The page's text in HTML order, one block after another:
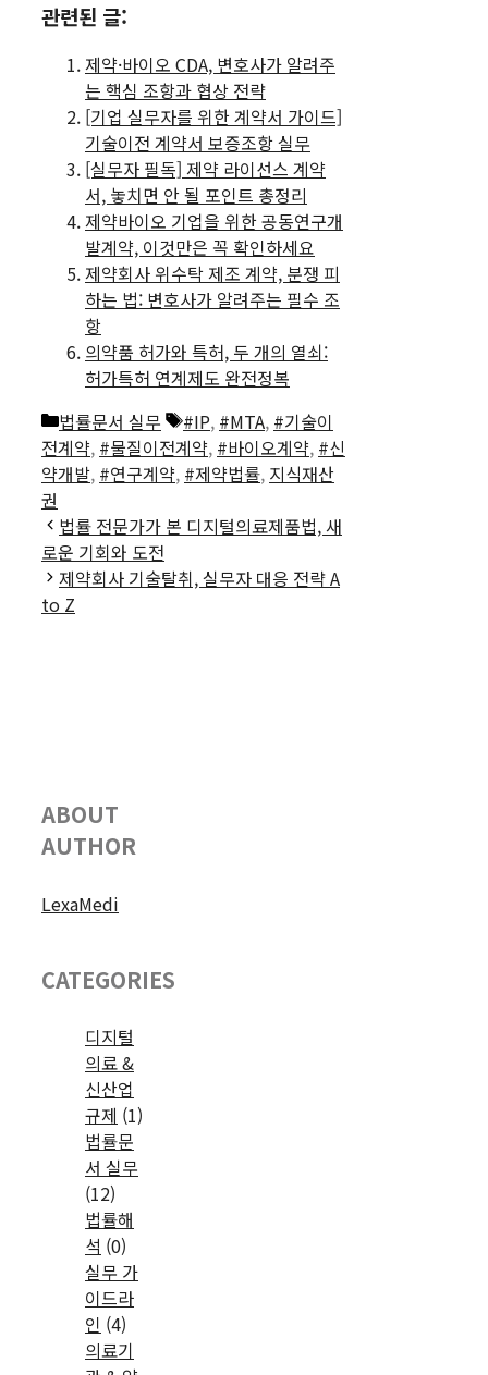
관련된 글:
제약·바이오 CDA, 변호사가 알려주
는 핵심 조항과 협상 전략
[기업 실무자를 위한 계약서 가이드]
기술이전 계약서 보증조항 실무
[실무자 필독] 제약 라이선스 계약
서, 놓치면 안 될 포인트 총정리
제약바이오 기업을 위한 공동연구개
발계약, 이것만은 꼭 확인하세요
제약회사 위수탁 제조 계약, 분쟁 피
하는 법: 변호사가 알려주는 필수 조
항
의약품 허가와 특허, 두 개의 열쇠:
허가특허 연계제도 완전정복
카
테
고
법률문서 실무
태
그
#IP, #MTA, #기술이
전계약, #물질이전계약, #바이오계약, #신
약개발, #연구계약, #제약법률, 지식재산
권
법률 전문가가 본 디지털의료제품법, 새
로운 기회와 도전
제약회사 기술탈취, 실무자 대응 전략 A
to Z
ABOUT
AUTHOR
LexaMedi
CATEGORIES
디지털
의료 &
신산업
규제 (1)
법률문
서 실무
(12)
법률해
석 (0)
실무 가
이드라
인 (4)
의료기